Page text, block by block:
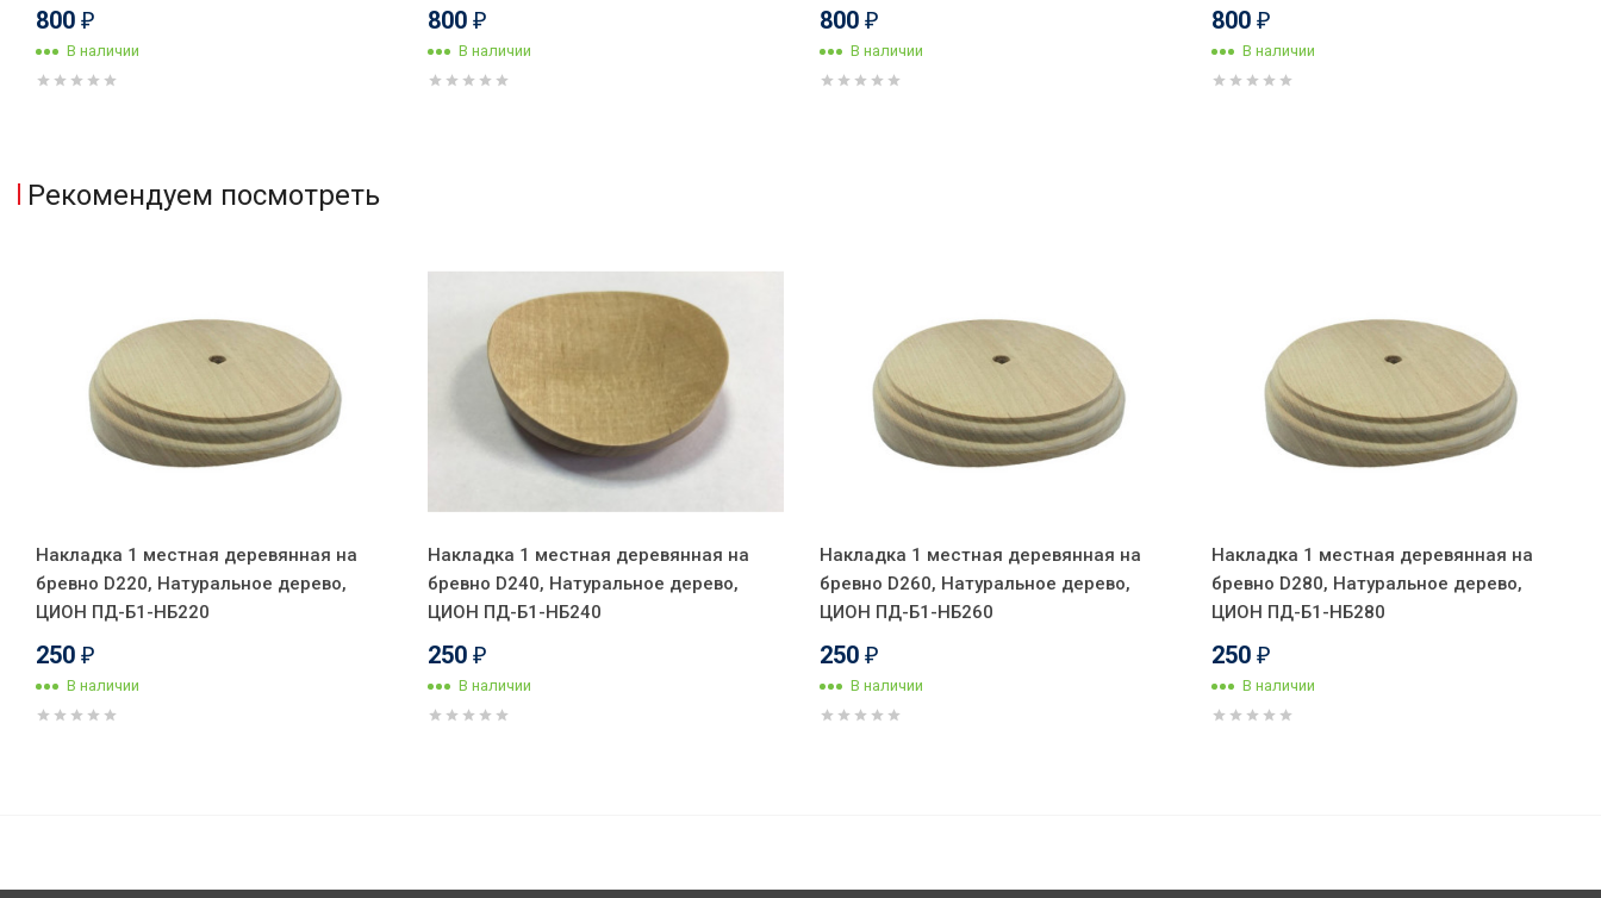
800 ₽
В наличии
800 ₽
В наличии
800 ₽
В наличии
800 ₽
В наличии
Рекомендуем посмотреть
Накладка 1 местная деревянная на
бревно D220, Натуральное дерево,
ЦИОН ПД-Б1-НБ220
250 ₽
В наличии
Накладка 1 местная деревянная на
бревно D240, Натуральное дерево,
ЦИОН ПД-Б1-НБ240
250 ₽
В наличии
Накладка 1 местная деревянная на
бревно D260, Натуральное дерево,
ЦИОН ПД-Б1-НБ260
250 ₽
В наличии
Накладка 1 местная деревянная на
бревно D280, Натуральное дерево,
ЦИОН ПД-Б1-НБ280
250 ₽
В наличии